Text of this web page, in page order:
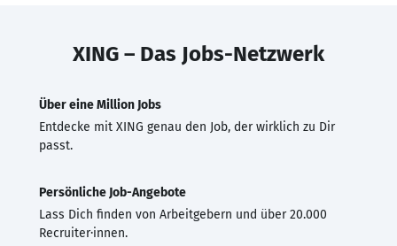
XING – Das Jobs-Netzwerk
Über eine Million Jobs
Entdecke mit XING genau den Job, der wirklich zu Dir
passt.
Persönliche Job-Angebote
Lass Dich finden von Arbeitgebern und über 20.000
Recruiter·innen.